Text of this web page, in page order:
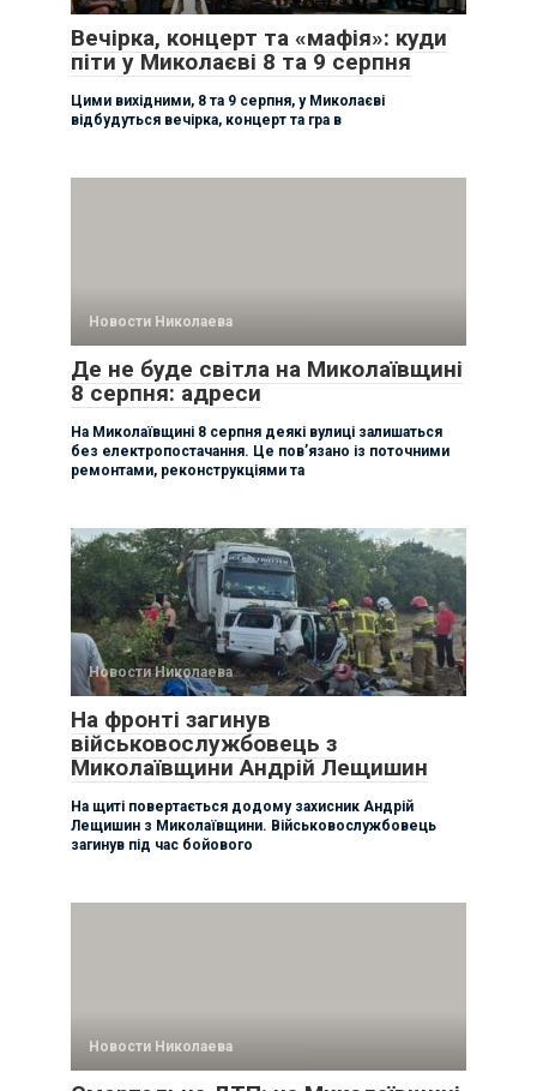
Вечірка, концерт та «мафія»: куди
піти у Миколаєві 8 та 9 серпня
Цими вихідними, 8 та 9 серпня, у Миколаєві
відбудуться вечірка, концерт та гра в
Новости Николаева
Де не буде світла на Миколаївщині
8 серпня: адреси
На Миколаївщині 8 серпня деякі вулиці залишаться
без електропостачання. Це пов’язано із поточними
ремонтами, реконструкціями та
Новости Николаева
На фронті загинув
військовослужбовець з
Миколаївщини Андрій Лещишин
На щиті повертається додому захисник Андрій
Лещишин з Миколаївщини. Військовослужбовець
загинув під час бойового
Новости Николаева